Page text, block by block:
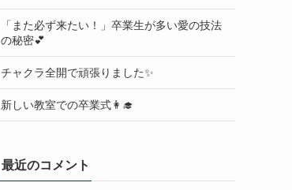
「また必ず来たい！」卒業生が多い愛の技法
の秘密💕
チャクラ全開で頑張りました✨
新しい教室での卒業式👩‍🎓
最近のコメント